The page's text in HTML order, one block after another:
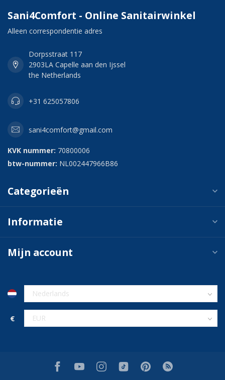
Sani4Comfort - Online Sanitairwinkel
Alleen correspondentie adres
Dorpsstraat 117
2903LA Capelle aan den Ijssel
the Netherlands
+31 625057806
sani4comfort@gmail.com
KVK nummer: 70800006
btw-nummer: NL002447966B86
Categorieën
Informatie
Mijn account
€